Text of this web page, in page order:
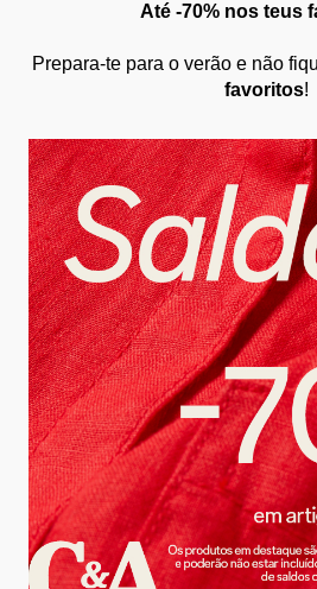
Até -70% nos teus
Prepara-te para o verão e não
favoritos!